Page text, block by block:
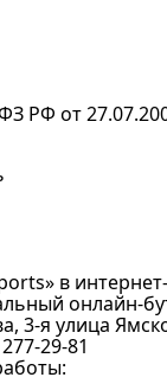
РФ от
в
онлайн-
3-я улица
29-81